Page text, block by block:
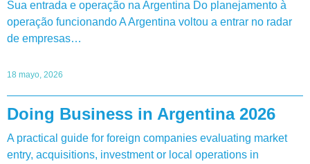
Sua entrada e operação na Argentina Do planejamento à
operação funcionando A Argentina voltou a entrar no radar
de empresas…
18 mayo, 2026
Doing Business in Argentina 2026
A practical guide for foreign companies evaluating market
entry, acquisitions, investment or local operations in